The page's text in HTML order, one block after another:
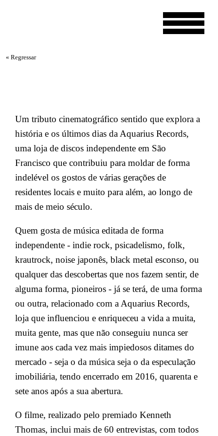
« Regressar
Um tributo cinematográfico sentido que explora a
história e os últimos dias da Aquarius Records,
uma loja de discos independente em São
Francisco que contribuiu para moldar de forma
indelével os gostos de várias gerações de
residentes locais e muito para além, ao longo de
mais de meio século.
Quem gosta de música editada de forma
independente - indie rock, psicadelismo, folk,
krautrock, noise japonês, black metal esconso, ou
qualquer das descobertas que nos fazem sentir, de
alguma forma, pioneiros - já se terá, de uma forma
ou outra, relacionado com a Aquarius Records,
loja que influenciou e enriqueceu a vida a muita,
muita gente, mas que não conseguiu nunca ser
imune aos cada vez mais impiedosos ditames do
mercado - seja o da música seja o da especulação
imobiliária, tendo encerrado em 2016, quarenta e
sete anos após a sua abertura.
O filme, realizado pelo premiado Kenneth
Thomas, inclui mais de 60 entrevistas, com todos